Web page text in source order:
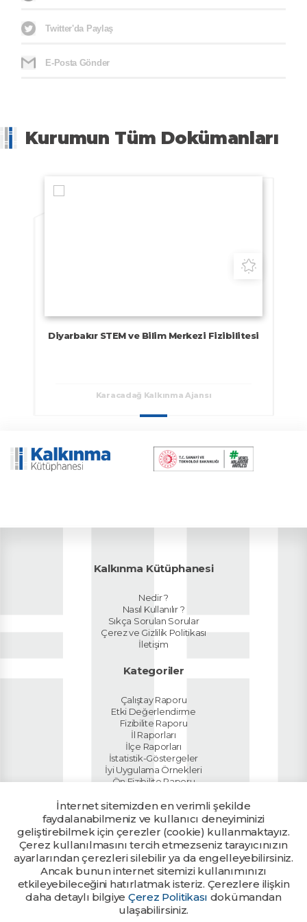
Twitter'da Paylaş
E-Posta Gönder
Kurumun Tüm Dokümanları
Diyarbakır STEM ve Bilim Merkezi Fizibilitesi
Karacadağ Kalkınma Ajansı
İnternet sitemizden en verimli şekilde
faydalanabilmeniz ve kullanıcı deneyiminizi
geliştirebilmek için çerezler (cookie) kullanmaktayız.
Çerez kullanılmasını tercih etmezseniz tarayıcınızın
ayarlarından çerezleri silebilir ya da engelleyebilirsiniz.
Ancak bunun internet sitemizi kullanımınızı
etkileyebileceğini hatırlatmak isteriz. Çerezlere ilişkin
daha detaylı bilgiye Çerez Politikası dokümandan
ulaşabilirsiniz.
Kalkınma Kütüphanesi
Nedir ?
Nasıl Kullanılır ?
Sıkça Sorulan Sorular
Çerez ve Gizlilik Politikası
İletişim
Kategoriler
Çalıştay Raporu
Etki Değerlendirme
Fizibilite Raporu
İl Raporları
İlçe Raporları
İstatistik-Göstergeler
İyi Uygulama Örnekleri
Ön Fizibilite Raporu
Sektör Raporları
Tanıtım Dokümanı
Ülke Raporu
Yatırım Rehberi
Kalkınma Ajanslarının yetkili
birimlerine tanımlanan kullanıcı
bilgileri ile giriş yapılabilir.
Ajans Girişi